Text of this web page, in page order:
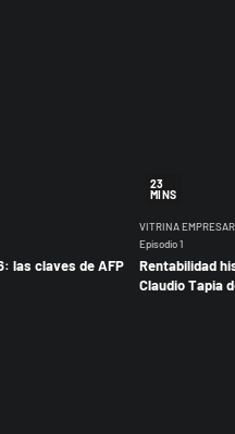
las claves de AFP
23
MINS
VITRINA
Episodio 1
Rentabilidad
Claudio Tapia